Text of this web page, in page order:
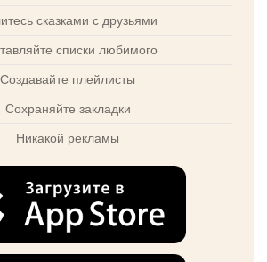
сказками с друзьями
списки любимого
Создавайте плейлисты
Сохраняйте закладки
Никакой рекламы